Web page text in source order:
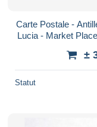
Carte Postale -
Lucia - Market
±
Statut